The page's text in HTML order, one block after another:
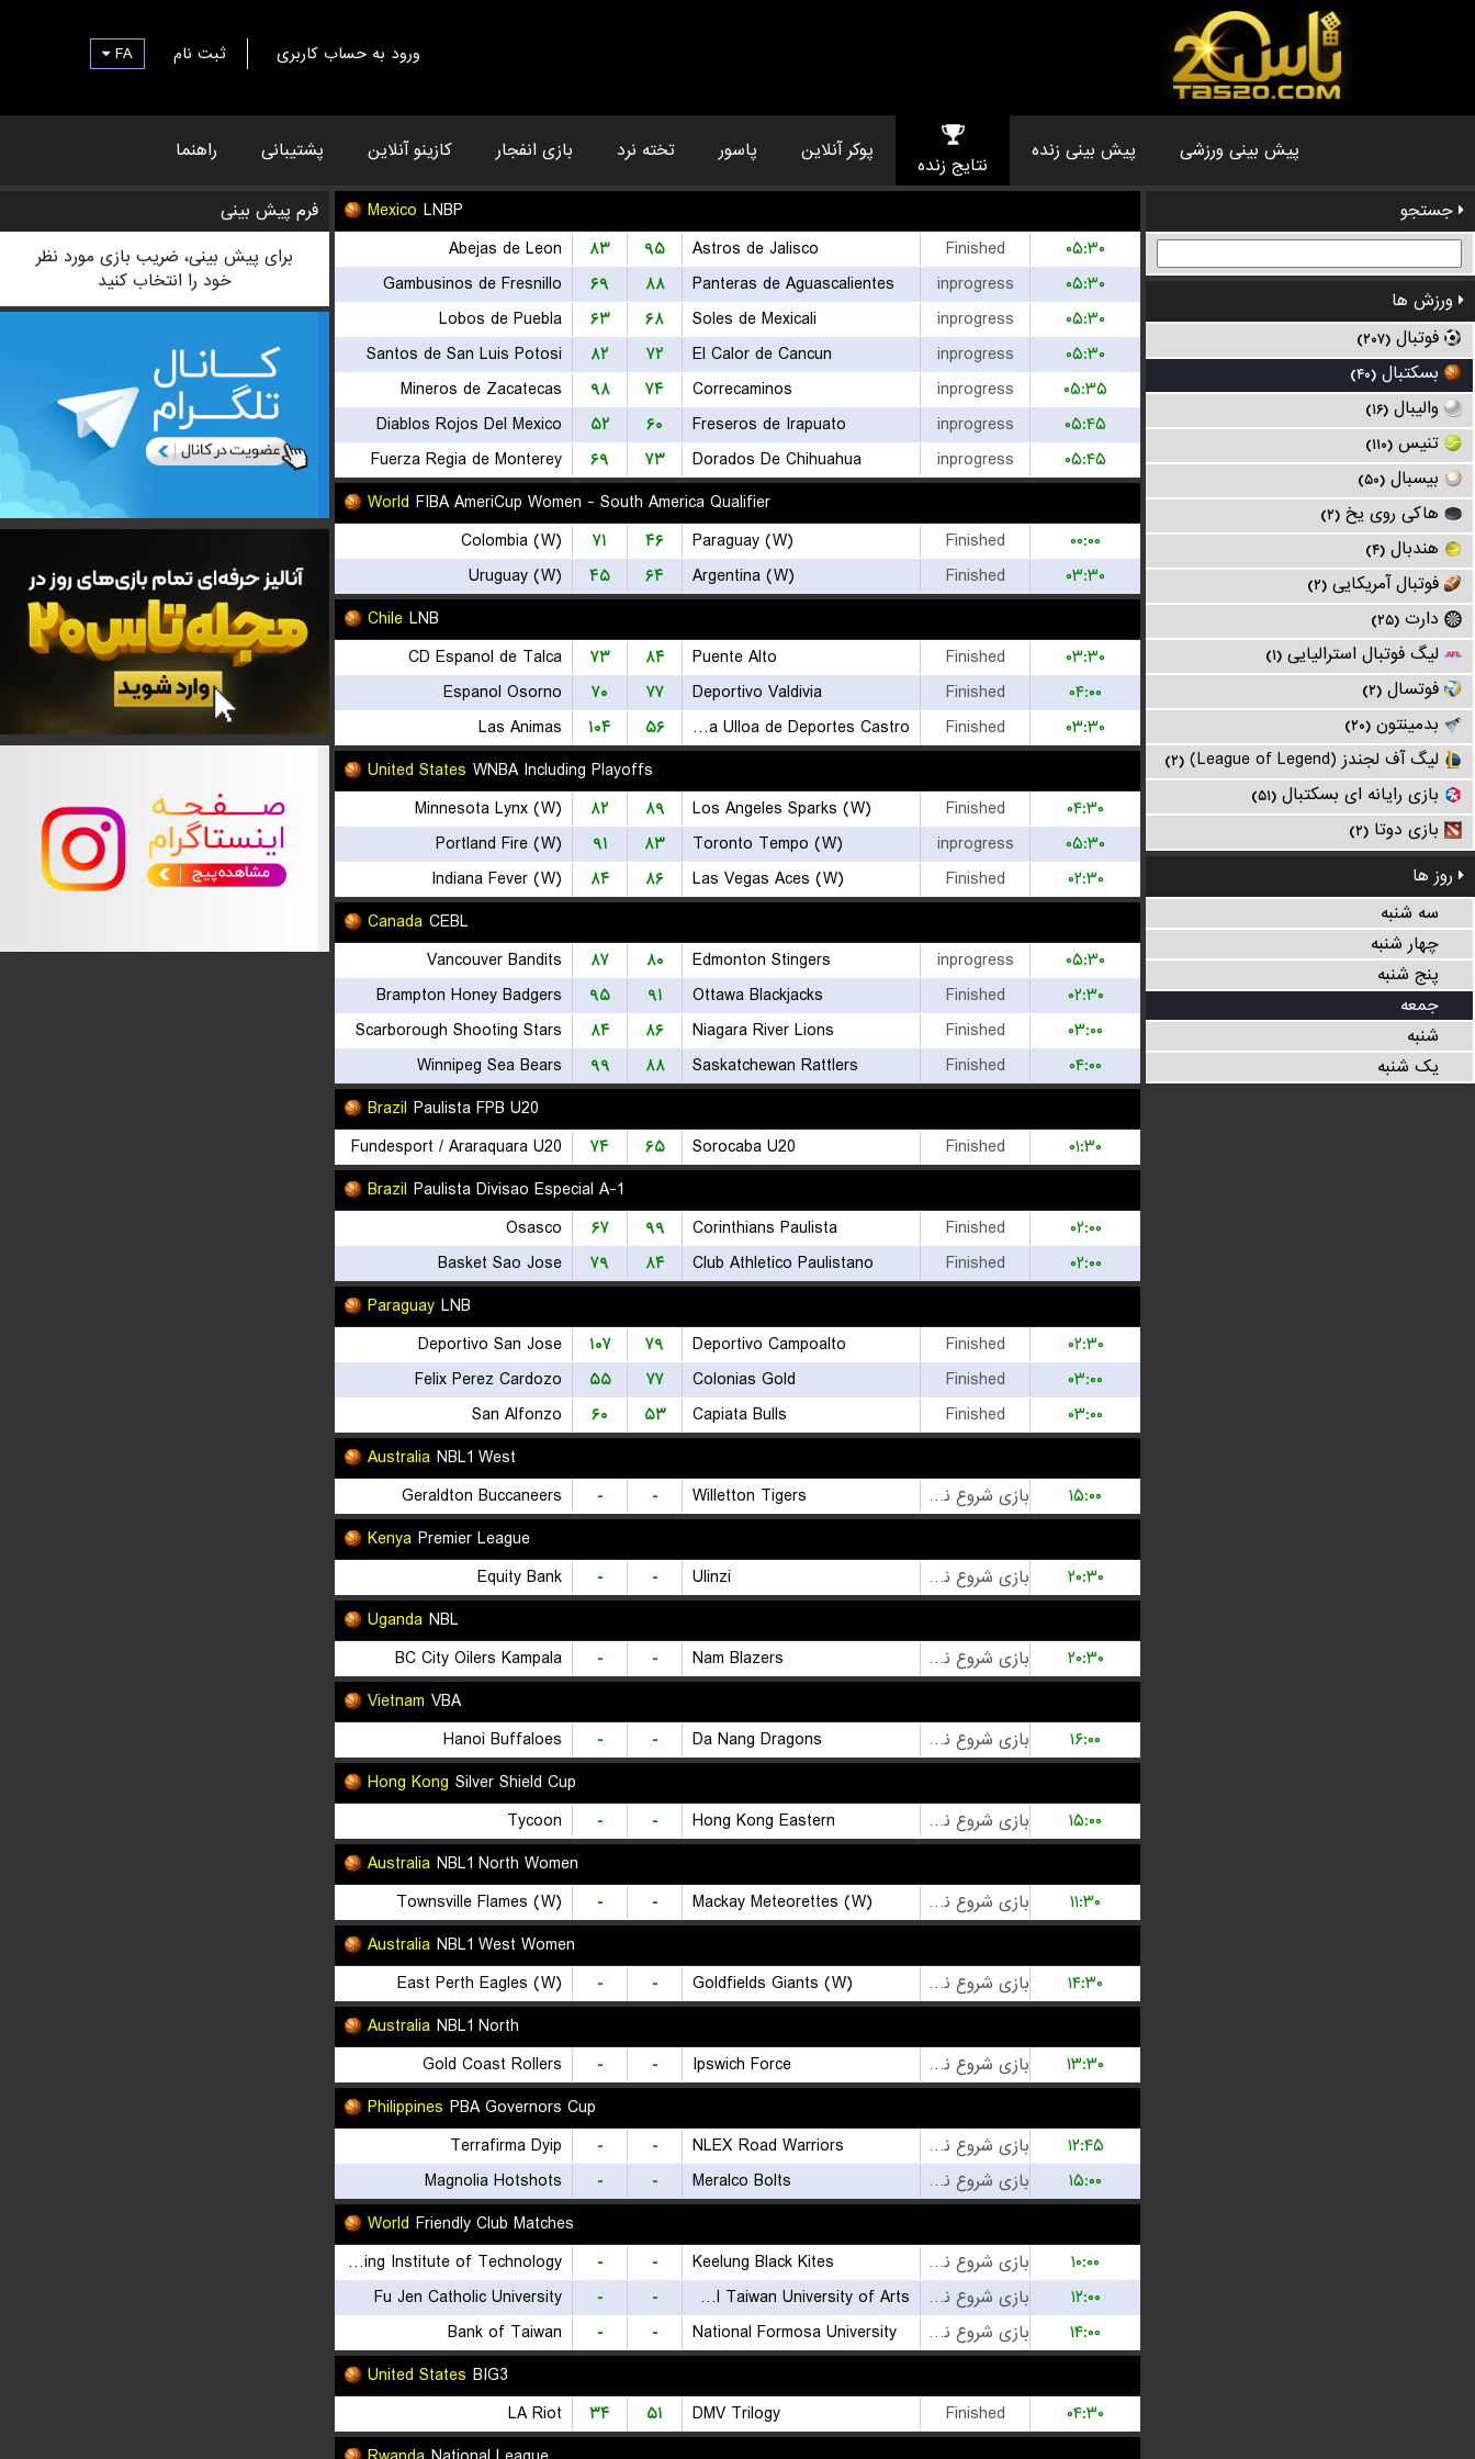
ورود به حساب کاربری ثبت نام FA
پیش بینی ورزشی پیش بینی زنده
نتایج زنده
پوکر آنلاین پاسور تخته نرد بازی انفجار کازینو آنلاین پشتیبانی راهنما
جستجو
ورزش ها
فوتبال (۲۰۷)
بسکتبال (۴۰)
والیبال (۱۶)
تنیس (۱۱۰)
بیسبال (۵۰)
هاکی روی یخ (۲)
هندبال (۴)
فوتبال آمریکایی (۲)
دارت (۲۵)
لیگ فوتبال استرالیایی (۱)
فوتسال (۲)
بدمینتون (۲۰)
لیگ آف لجندز (League of Legend) (۲)
بازی رایانه ای بسکتبال (۵۱)
بازی دوتا (۲)
روز ها
سه شنبه
چهار شنبه
پنج شنبه
جمعه
شنبه
یک شنبه
Mexico LNBP
Abejas de Leon
۸۳ ۹۵ Astros de Jalisco Finished
۰۵:۳۰
Gambusinos de Fresnillo
۶۹ ۸۸ Panteras de Aguascalientes inprogress
۰۵:۳۰
Lobos de Puebla
۶۳ ۶۸ Soles de Mexicali inprogress
۰۵:۳۰
Santos de San Luis Potosi
۸۲ ۷۲ El Calor de Cancun inprogress
۰۵:۳۰
Mineros de Zacatecas
۹۸ ۷۴ Correcaminos inprogress
۰۵:۳۵
Diablos Rojos Del Mexico
۵۲ ۶۰ Freseros de Irapuato inprogress
۰۵:۴۵
Fuerza Regia de Monterey
۶۹ ۷۳ Dorados De Chihuahua inprogress
۰۵:۴۵
World FIBA AmeriCup Women - South America Qualifier
Colombia (W)
۷۱ ۴۶ Paraguay (W) Finished
۰۰:۰۰
Uruguay (W)
۴۵ ۶۴ Argentina (W) Finished
۰۳:۳۰
Chile LNB
CD Espanol de Talca
۷۳ ۸۴ Puente Alto Finished
۰۳:۳۰
Espanol Osorno
۷۰ ۷۷ Deportivo Valdivia Finished
۰۴:۰۰
Las Animas
۱۰۴ ۵۶ Naviera Ulloa de Deportes Castro Finished
۰۳:۳۰
United States WNBA Including Playoffs
Minnesota Lynx (W)
۸۲ ۸۹ Los Angeles Sparks (W) Finished
۰۴:۳۰
Portland Fire (W)
۹۱ ۸۳ Toronto Tempo (W) inprogress
۰۵:۳۰
Indiana Fever (W)
۸۴ ۸۶ Las Vegas Aces (W) Finished
۰۲:۳۰
Canada CEBL
Vancouver Bandits
۸۷ ۸۰ Edmonton Stingers inprogress
۰۵:۳۰
Brampton Honey Badgers
۹۵ ۹۱ Ottawa Blackjacks Finished
۰۲:۳۰
Scarborough Shooting Stars
۸۴ ۸۶ Niagara River Lions Finished
۰۳:۰۰
Winnipeg Sea Bears
۹۹ ۸۸ Saskatchewan Rattlers Finished
۰۴:۰۰
Brazil Paulista FPB U20
Fundesport / Araraquara U20
۷۴ ۶۵ Sorocaba U20 Finished
۰۱:۳۰
Brazil Paulista Divisao Especial A-1
Osasco
۶۷ ۹۹ Corinthians Paulista Finished
۰۲:۰۰
Basket Sao Jose
۷۹ ۸۴ Club Athletico Paulistano Finished
۰۲:۰۰
Paraguay LNB
Deportivo San Jose
۱۰۷ ۷۹ Deportivo Campoalto Finished
۰۲:۳۰
Felix Perez Cardozo
۵۵ ۷۷ Colonias Gold Finished
۰۳:۰۰
San Alfonzo
۶۰ ۵۳ Capiata Bulls Finished
۰۳:۰۰
Australia NBL1 West
Geraldton Buccaneers
- - Willetton Tigers بازی شروع نشده است
۱۵:۰۰
Kenya Premier League
Equity Bank
- - Ulinzi بازی شروع نشده است
۲۰:۳۰
Uganda NBL
BC City Oilers Kampala
- - Nam Blazers بازی شروع نشده است
۲۰:۳۰
Vietnam VBA
Hanoi Buffaloes
- - Da Nang Dragons بازی شروع نشده است
۱۶:۰۰
Hong Kong Silver Shield Cup
Tycoon
- - Hong Kong Eastern بازی شروع نشده است
۱۵:۰۰
Australia NBL1 North Women
Townsville Flames (W)
- - Mackay Meteorettes (W) بازی شروع نشده است
۱۱:۳۰
Australia NBL1 West Women
East Perth Eagles (W)
- - Goldfields Giants (W) بازی شروع نشده است
۱۴:۳۰
Australia NBL1 North
Gold Coast Rollers
- - Ipswich Force بازی شروع نشده است
۱۳:۳۰
Philippines PBA Governors Cup
Terrafirma Dyip
- - NLEX Road Warriors بازی شروع نشده است
۱۲:۴۵
Magnolia Hotshots
- - Meralco Bolts بازی شروع نشده است
۱۵:۰۰
World Friendly Club Matches
Lee Ming Institute of Technology
- - Keelung Black Kites بازی شروع نشده است
۱۰:۰۰
Fu Jen Catholic University
- - National Taiwan University of Arts بازی شروع نشده است
۱۲:۰۰
Bank of Taiwan
- - National Formosa University بازی شروع نشده است
۱۴:۰۰
United States BIG3
LA Riot
۳۴ ۵۱ DMV Trilogy Finished
۰۴:۳۰
فرم پیش بینی
برای پیش بینی، ضریب بازی مورد نظر
خود را انتخاب کنید